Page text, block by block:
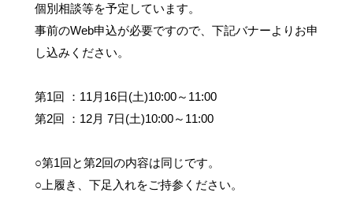
個別相談等を予定しています。
事前のWeb申込が必要ですので、下記バナーよりお申
し込みください。
第1回 ：11月16日(土)10:00～11:00
第2回 ：12月 7日(土)10:00～11:00
○第1回と第2回の内容は同じです。
○上履き、下足入れをご持参ください。